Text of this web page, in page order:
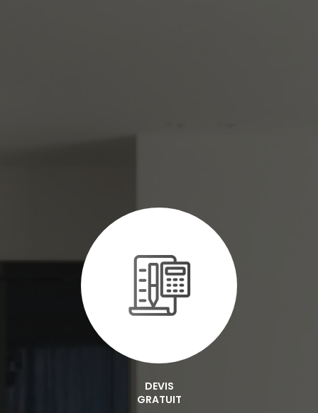
DEVIS
GRATUIT